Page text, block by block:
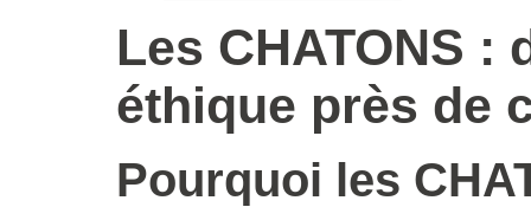
Les CHATONS :
éthique près de
Pourquoi les